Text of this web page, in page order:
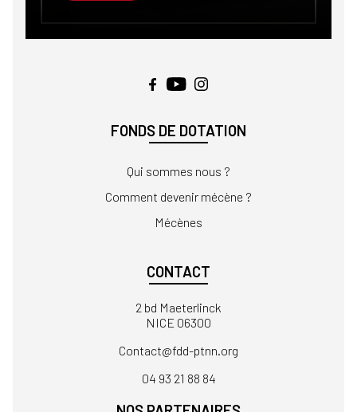
FONDS DE DOTATION
Qui sommes nous ?
Comment devenir mécène ?
Mécènes
CONTACT
2 bd Maeterlinck
NICE 06300
Contact
04 93 21 88 84